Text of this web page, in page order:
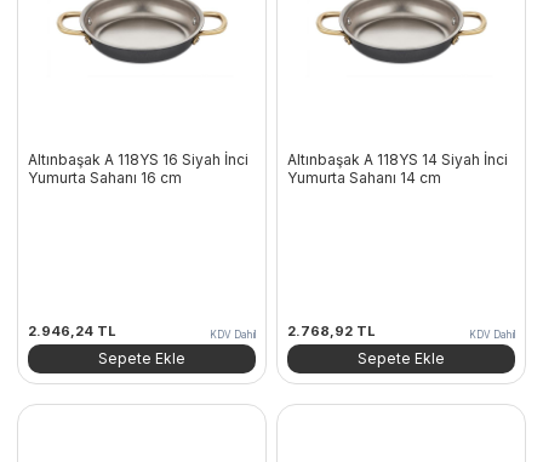
Altınbaşak A 118YS 16 Siyah İnci
Yumurta Sahanı 16 cm
2.946,24 TL KDV Dahil
Sepete Ekle
Altınbaşak A 118YS 14 Siyah İnci
Yumurta Sahanı 14 cm
2.768,92 TL KDV Dahil
Sepete Ekle